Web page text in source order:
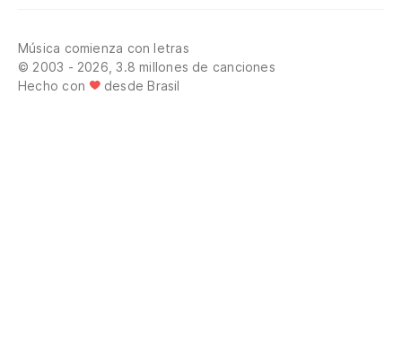
Música comienza con letras
© 2003 - 2026, 3.8 millones de canciones
Hecho con
desde Brasil